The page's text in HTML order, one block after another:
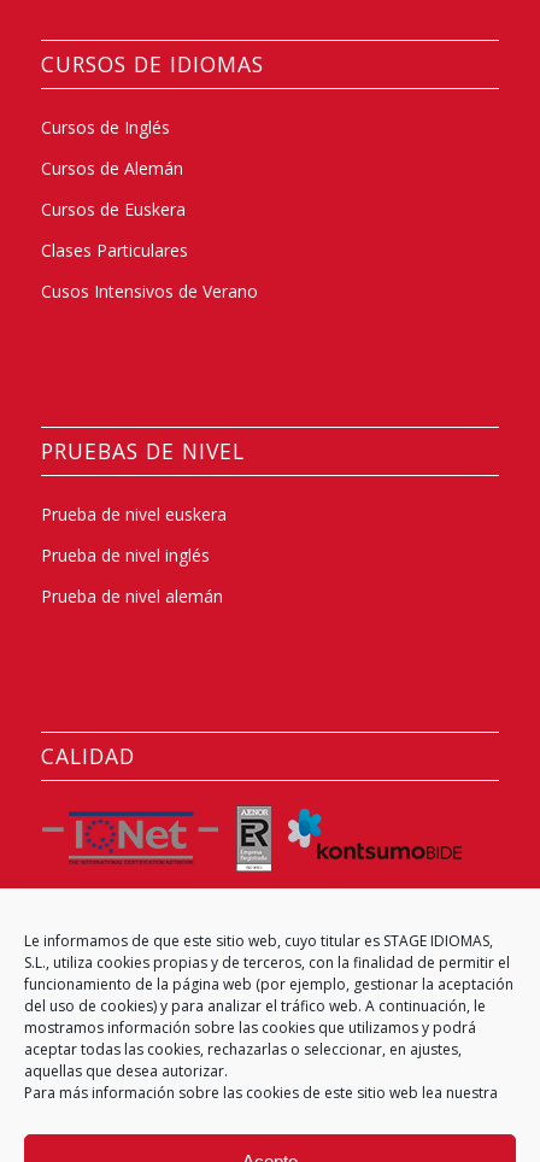
Le informamos de que este sitio web, cuyo titular es STAGE IDIOMAS,
S.L., utiliza cookies propias y de terceros, con la finalidad de permitir el
funcionamiento de la página web (por ejemplo, gestionar la aceptación
del uso de cookies) y para analizar el tráfico web. A continuación, le
mostramos información sobre las cookies que utilizamos y podrá
aceptar todas las cookies, rechazarlas o seleccionar, en ajustes,
aquellas que desea autorizar.
Para más información sobre las cookies de este sitio web lea nuestra
CURSOS DE IDIOMAS
Cursos de Inglés
Cursos de Alemán
Cursos de Euskera
Clases Particulares
Cusos Intensivos de Verano
PRUEBAS DE NIVEL
Prueba de nivel euskera
Prueba de nivel inglés
Prueba de nivel alemán
CALIDAD
CENTRO EXAMINADOR